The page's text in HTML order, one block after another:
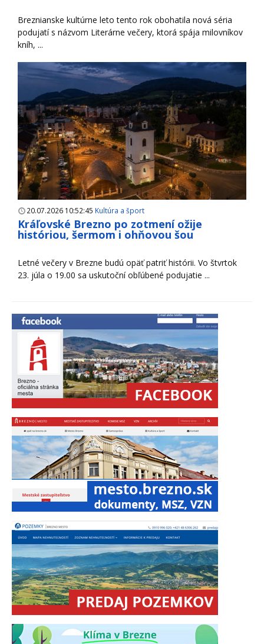
Breznianske kultúrne leto tento rok obohatila nová séria
podujatí s názvom Literárne večery, ktorá spája milovníkov
kníh, ...
20.07.2026 10:52:45 Kultúra a šport
Kráľovské Brezno po zotmení ožije
históriou, šermom i ohňovou šou
Letné večery v Brezne budú opäť patriť histórii. Vo štvrtok
23. júla o 19.00 sa uskutoční obľúbené podujatie ...